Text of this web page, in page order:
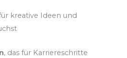
kreative Ideen und
, das für Karriereschritte